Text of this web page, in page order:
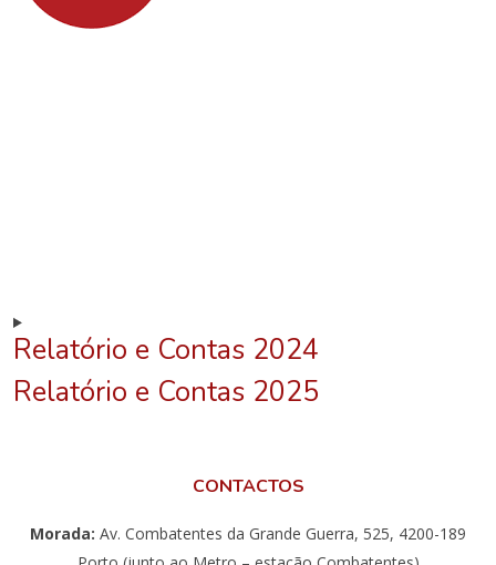
Relatório e Contas 2024
Relatório e Contas 2025
CONTACTOS
Morada: Av. Combatentes da Grande Guerra, 525, 4200-189